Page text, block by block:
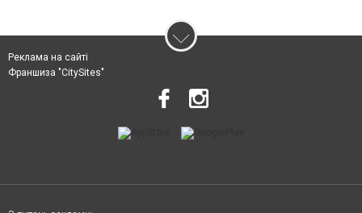
Реклама на сайті
Франшиза "CitySites"